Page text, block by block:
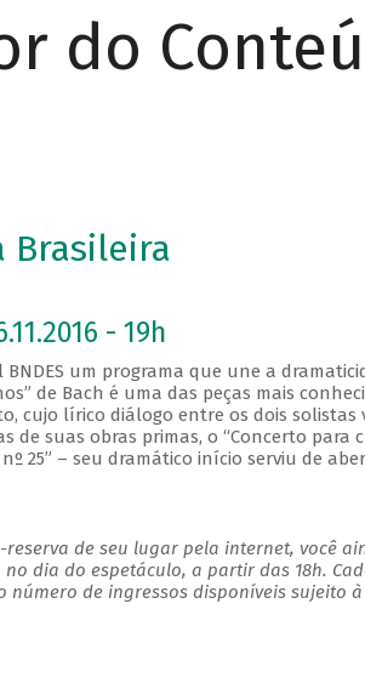
do
Brasileira
- 19h
um programa que une a
de Bach é uma das peças mais
cujo lírico diálogo entre os dois
de suas obras primas, o “Concerto
25” – seu dramático início serviu de
de seu lugar pela internet, você
no dia do espetáculo, a partir das 18h.
número de ingressos disponíveis sujeito